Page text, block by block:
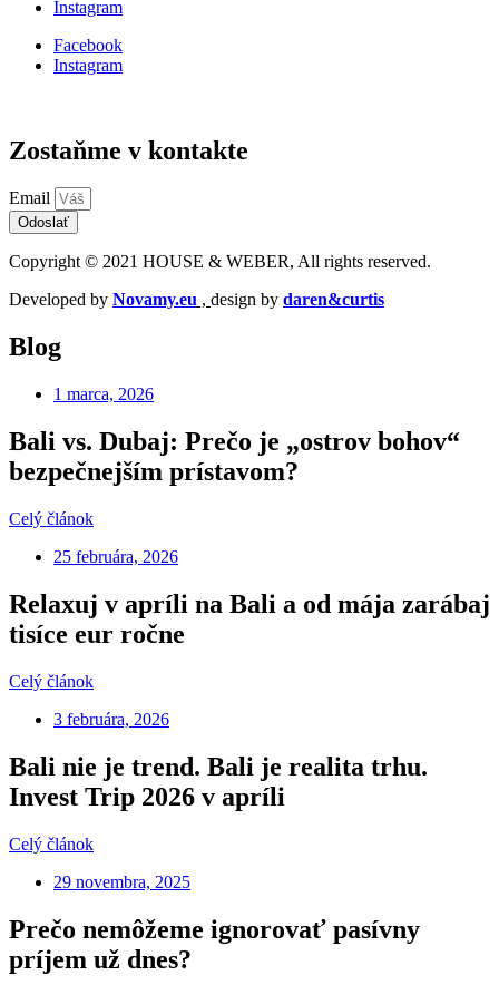
Instagram
Facebook
Instagram
Zostaňme v kontakte
Email
Odoslať
Copyright © 2021 HOUSE & WEBER, All rights reserved.
Developed by Novamy.eu , design by daren&curtis
Blog
1 marca, 2026
Bali vs. Dubaj: Prečo je „ostrov bohov“
bezpečnejším prístavom?
Celý článok
25 februára, 2026
Relaxuj v apríli na Bali a od mája zarábaj
tisíce eur ročne
Celý článok
3 februára, 2026
Bali nie je trend. Bali je realita trhu.
Invest Trip 2026 v apríli
Celý článok
29 novembra, 2025
Prečo nemôžeme ignorovať pasívny
príjem už dnes?